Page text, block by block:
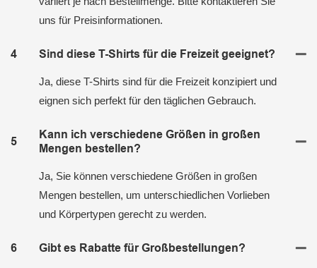
uns für Preisinformationen.
4 Sind diese T-Shirts für die Freizeit geeignet?
Ja, diese T-Shirts sind für die Freizeit konzipiert und
eignen sich perfekt für den täglichen Gebrauch.
5
Kann ich verschiedene Größen in großen
Mengen bestellen?
Ja, Sie können verschiedene Größen in großen
Mengen bestellen, um unterschiedlichen Vorlieben
und Körpertypen gerecht zu werden.
6 Gibt es Rabatte für Großbestellungen?